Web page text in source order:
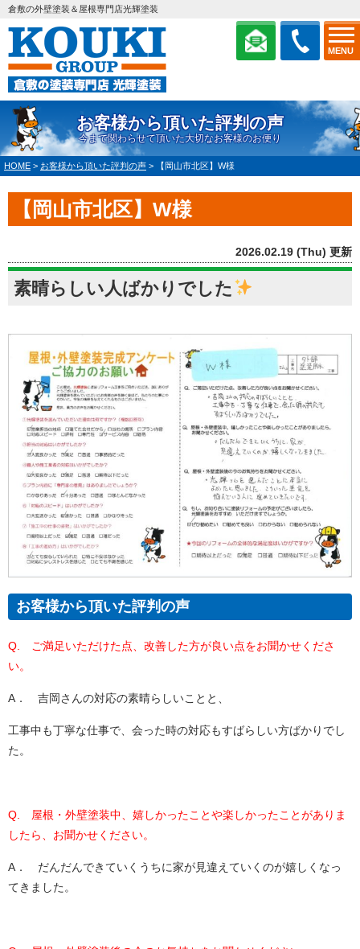
MENU
倉敷の外壁塗装＆屋根専門店光輝塗装
お客様から頂いた評判の声
今まで関わらせて頂いた大切なお客様のお便り
HOME > お客様から頂いた評判の声 > 【岡山市北区】W様
【岡山市北区】W様
2026.02.19 (Thu) 更新
素晴らしい人ばかりでした
お客様から頂いた評判の声
Q. ご満足いただけた点、改善した方が良い点をお聞かせくださ
い。
A． 吉岡さんの対応の素晴らしいことと、
工事中も丁寧な仕事で、会った時の対応もすばらしい方ばかりでし
た。
Q. 屋根・外壁塗装中、嬉しかったことや楽しかったことがありま
したら、お聞かせください。
A． だんだんできていくうちに家が見違えていくのが嬉しくなっ
てきました。